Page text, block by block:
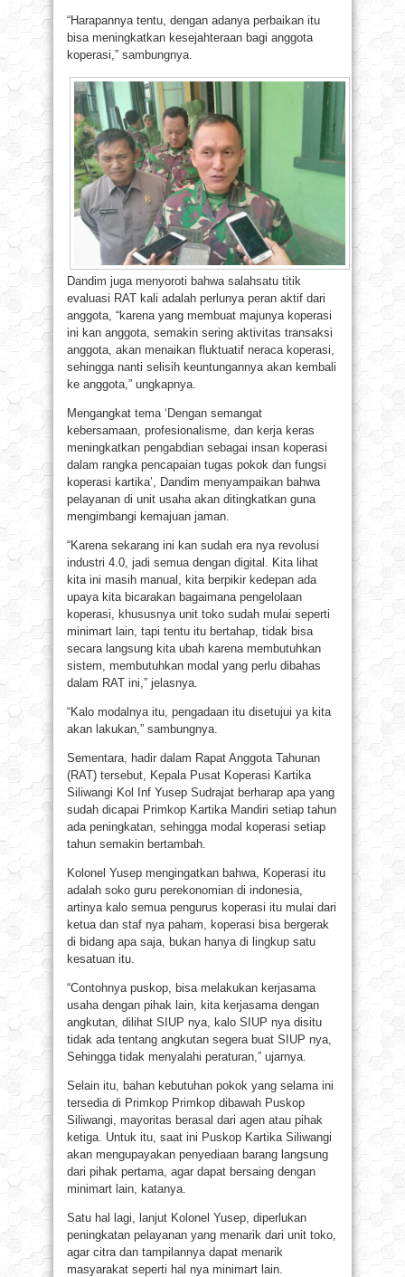
“Harapannya tentu, dengan adanya perbaikan itu
bisa meningkatkan kesejahteraan bagi anggota
koperasi,” sambungnya.
Dandim juga menyoroti bahwa salahsatu titik
evaluasi RAT kali adalah perlunya peran aktif dari
anggota, “karena yang membuat majunya koperasi
ini kan anggota, semakin sering aktivitas transaksi
anggota, akan menaikan fluktuatif neraca koperasi,
sehingga nanti selisih keuntungannya akan kembali
ke anggota,” ungkapnya.
Mengangkat tema ‘Dengan semangat
kebersamaan, profesionalisme, dan kerja keras
meningkatkan pengabdian sebagai insan koperasi
dalam rangka pencapaian tugas pokok dan fungsi
koperasi kartika’, Dandim menyampaikan bahwa
pelayanan di unit usaha akan ditingkatkan guna
mengimbangi kemajuan jaman.
“Karena sekarang ini kan sudah era nya revolusi
industri 4.0, jadi semua dengan digital. Kita lihat
kita ini masih manual, kita berpikir kedepan ada
upaya kita bicarakan bagaimana pengelolaan
koperasi, khususnya unit toko sudah mulai seperti
minimart lain, tapi tentu itu bertahap, tidak bisa
secara langsung kita ubah karena membutuhkan
sistem, membutuhkan modal yang perlu dibahas
dalam RAT ini,” jelasnya.
“Kalo modalnya itu, pengadaan itu disetujui ya kita
akan lakukan,” sambungnya.
Sementara, hadir dalam Rapat Anggota Tahunan
(RAT) tersebut, Kepala Pusat Koperasi Kartika
Siliwangi Kol Inf Yusep Sudrajat berharap apa yang
sudah dicapai Primkop Kartika Mandiri setiap tahun
ada peningkatan, sehingga modal koperasi setiap
tahun semakin bertambah.
Kolonel Yusep mengingatkan bahwa, Koperasi itu
adalah soko guru perekonomian di indonesia,
artinya kalo semua pengurus koperasi itu mulai dari
ketua dan staf nya paham, koperasi bisa bergerak
di bidang apa saja, bukan hanya di lingkup satu
kesatuan itu.
“Contohnya puskop, bisa melakukan kerjasama
usaha dengan pihak lain, kita kerjasama dengan
angkutan, dilihat SIUP nya, kalo SIUP nya disitu
tidak ada tentang angkutan segera buat SIUP nya,
Sehingga tidak menyalahi peraturan,” ujarnya.
Selain itu, bahan kebutuhan pokok yang selama ini
tersedia di Primkop Primkop dibawah Puskop
Siliwangi, mayoritas berasal dari agen atau pihak
ketiga. Untuk itu, saat ini Puskop Kartika Siliwangi
akan mengupayakan penyediaan barang langsung
dari pihak pertama, agar dapat bersaing dengan
minimart lain, katanya.
Satu hal lagi, lanjut Kolonel Yusep, diperlukan
peningkatan pelayanan yang menarik dari unit toko,
agar citra dan tampilannya dapat menarik
masyarakat seperti hal nya minimart lain.